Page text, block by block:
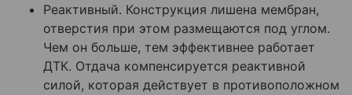
Реактивный. Конструкция лишена мембран,
отверстия при этом размещаются под углом.
Чем он больше, тем эффективнее работает
ДТК. Отдача компенсируется реактивной
силой, которая действует в противоположном